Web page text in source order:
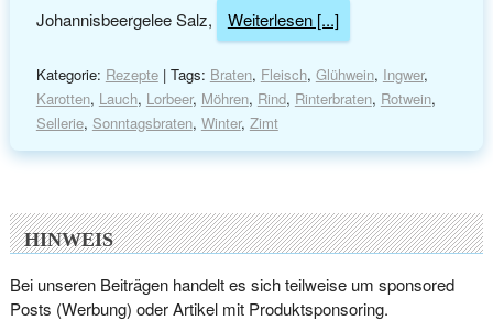
Johannisbeergelee Salz,
Weiterlesen [...]
Kategorie: Rezepte| Tags: Braten, Fleisch, Glühwein, Ingwer,
Karotten, Lauch, Lorbeer, Möhren, Rind, Rinterbraten, Rotwein,
Sellerie, Sonntagsbraten, Winter, Zimt
HINWEIS
Bei unseren Beiträgen handelt es sich teilweise um sponsored
Posts (Werbung) oder Artikel mit Produktsponsoring.